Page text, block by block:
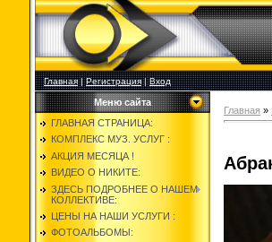
Главная|Регистрация|Вход
Меню сайта
ГЛАВНАЯ СТРАНИЦА:
КОМПЛЕКС МУЗ. УСЛУГ :
АКЦИЯ МЕСЯЦА !
ВИДЕО О НИКИТЕ:
ЗДЕСЬ ПОДРОБНЕЕ О НАШЕМ
КОЛЛЕКТИВЕ:
ЦЕНЫ НА НАШИ УСЛУГИ :
ФОТОАЛЬБОМЫ:
Главная »